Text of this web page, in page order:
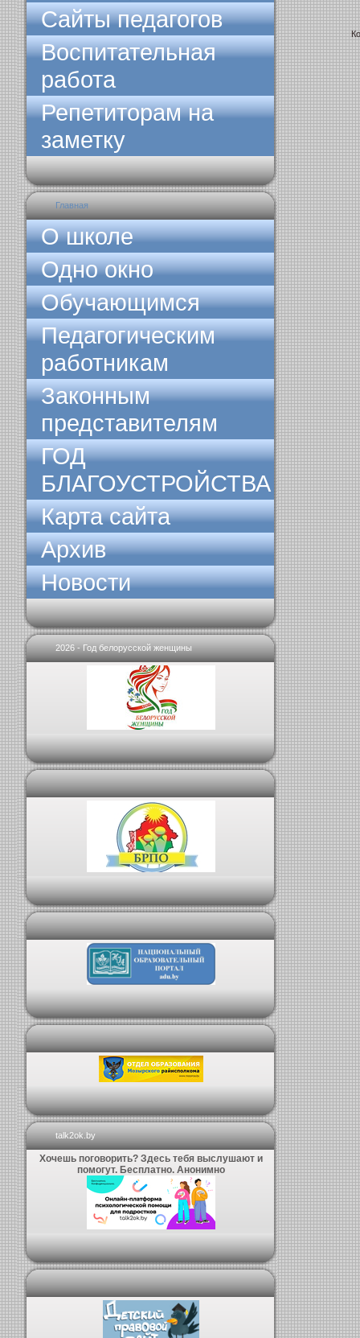
Сайты педагогов
Воспитательная
работа
Репетиторам на
заметку
Главная
О школе
Одно окно
Обучающимся
Педагогическим
работникам
Законным
представителям
ГОД
БЛАГОУСТРОЙСТВА
Карта сайта
Архив
Новости
2026 - Год белорусской женщины
talk2ok.by
Хочешь поговорить? Здесь тебя выслушают и
помогут. Бесплатно. Анонимно